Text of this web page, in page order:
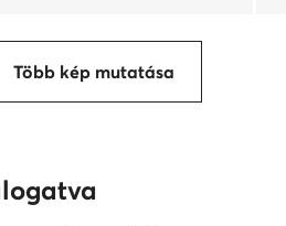
Több kép mutatása